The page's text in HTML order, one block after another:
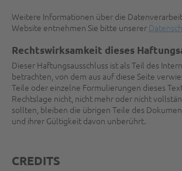
Weitere Informationen über die
Website entnehmen Sie bitte unserer
Rechtswirksamkeit dieses
Dieser Haftungsausschluss ist als Teil des
betrachten, von dem aus auf diese Seite
Teile oder einzelne Formulierungen dieses
Rechtslage nicht, nicht mehr oder nicht
sollten, bleiben die übrigen Teile des
und ihrer Gültigkeit davon unberührt.
CREDITS